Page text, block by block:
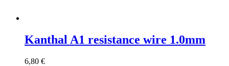
Kanthal A1 resistance wire 1.0mm
6,80 €